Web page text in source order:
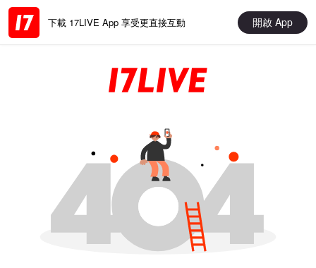
下載 17LIVE App 享受更直接互動 開啟 App